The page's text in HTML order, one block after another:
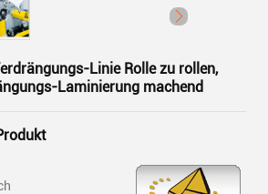
Linie Rolle zu rollen,
Laminierung machend